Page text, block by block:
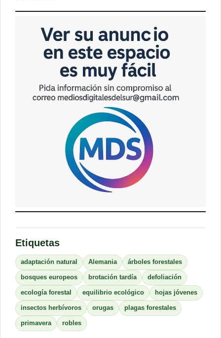
Etiquetas
adaptación natural Alemania árboles forestales
bosques europeos brotación tardía defoliación
ecología forestal equilibrio ecológico hojas jóvenes
insectos herbívoros orugas plagas forestales
primavera robles